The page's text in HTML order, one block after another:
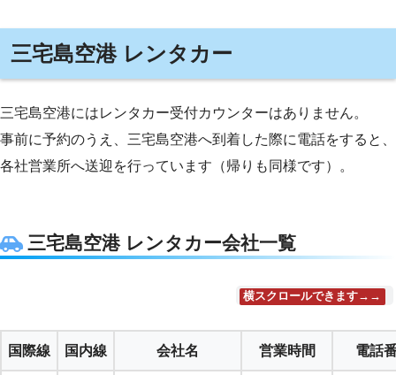
三宅島空港 レンタカー
三宅島空港にはレンタカー受付カウンターはありません。
事前に予約のうえ、三宅島空港へ到着した際に電話をすると、
各社営業所へ送迎を行っています（帰りも同様です）。
三宅島空港 レンタカー会社一覧
横スクロールできます→→
国際線 国内線 会社名 営業時間 電話